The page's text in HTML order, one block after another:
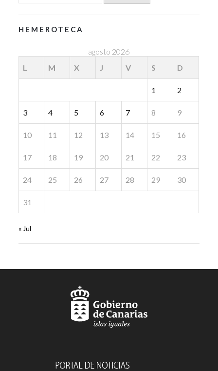
HEMEROTECA
agosto 2026
L
M X J V S D
1 2
3 4 5 6 7 8 9
10 11 12 13 14 15 16
17 18 19 20 21 22 23
24 25 26 27 28 29 30
31
« Jul